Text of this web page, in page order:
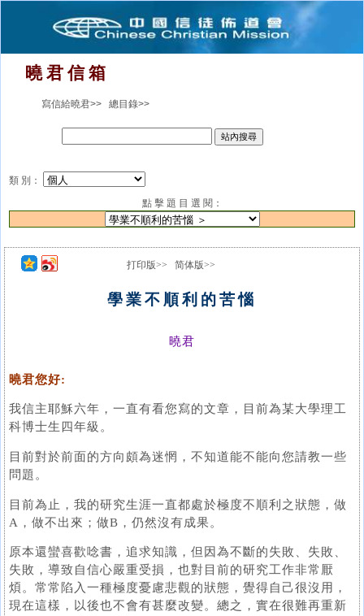
曉 君 信 箱
寫信給曉君>> 總目錄>>
類 別：
點 擊 題 目 選 閱：
打印版>> 简体版>>
學業不順利的苦惱
曉君
曉君您好:
我信主耶穌六年，一直有看您寫的文章，目前為某大學理工
科博士生四年級。
目前對於前面的方向頗為迷惘，不知道能不能向您請教一些
問題。
目前為止，我的研究生涯一直都處於極度不順利之狀態，做
A，做不出來；做B，仍然沒有成果。
原本還蠻喜歡唸書，追求知識，但因為不斷的失敗、失敗、
失敗，導致自信心嚴重受損，也對目前的研究工作非常厭
煩。常常陷入一種極度憂慮悲觀的狀態，覺得自己很沒用，
現在這樣，以後也不會有甚麼改變。總之，實在很難再重新